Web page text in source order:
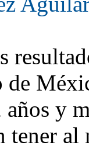
de
y
tener al